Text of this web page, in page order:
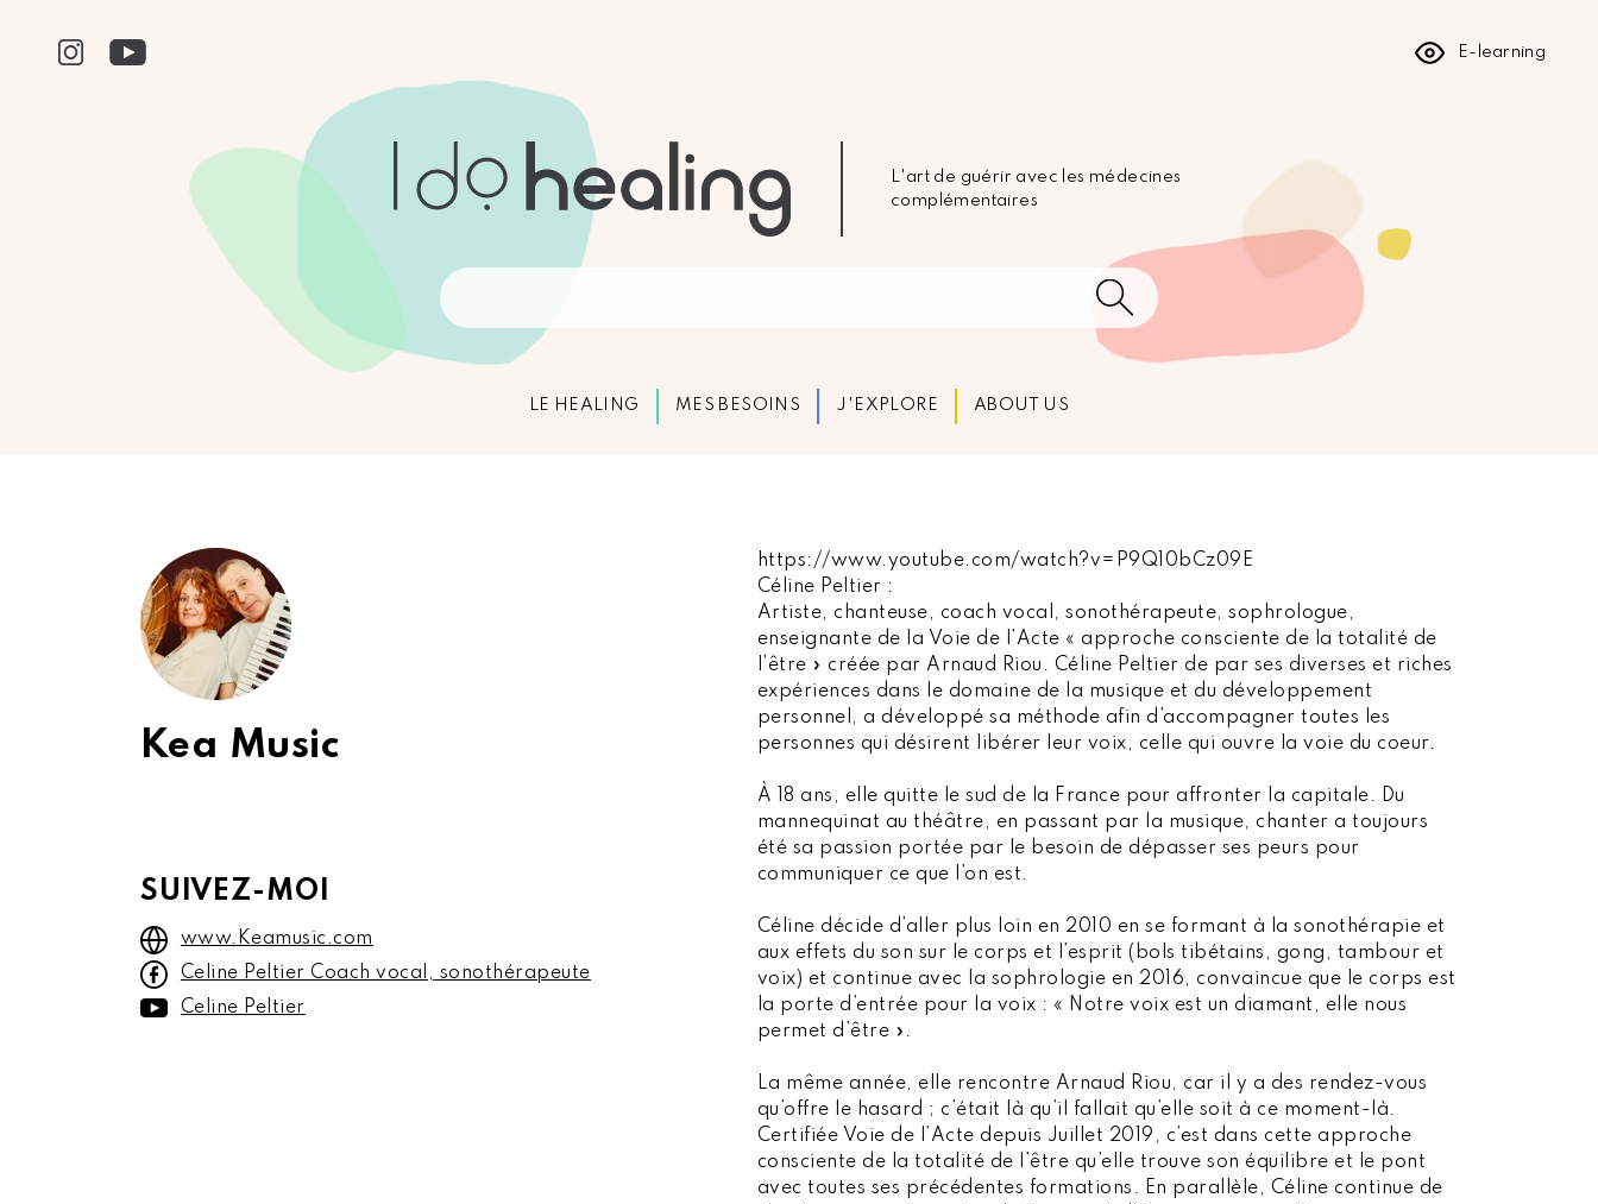
E-learning
L'art de guérir avec les médecines
complémentaires
LE HEALING MES BESOINS J'EXPLORE ABOUT US
Kea Music
SUIVEZ-MOI
www.Keamusic.com
Celine Peltier Coach vocal, sonothérapeute
Celine Peltier
https://www.youtube.com/watch?v=P9Q10bCz09E
Céline Peltier :
Artiste, chanteuse, coach vocal, sonothérapeute, sophrologue,
enseignante de la Voie de l’Acte « approche consciente de la totalité de
l’être » créée par Arnaud Riou. Céline Peltier de par ses diverses et riches
expériences dans le domaine de la musique et du développement
personnel, a développé sa méthode afin d’accompagner toutes les
personnes qui désirent libérer leur voix, celle qui ouvre la voie du coeur.
À 18 ans, elle quitte le sud de la France pour affronter la capitale. Du
mannequinat au théâtre, en passant par la musique, chanter a toujours
été sa passion portée par le besoin de dépasser ses peurs pour
communiquer ce que l’on est.
Céline décide d’aller plus loin en 2010 en se formant à la sonothérapie et
aux effets du son sur le corps et l’esprit (bols tibétains, gong, tambour et
voix) et continue avec la sophrologie en 2016, convaincue que le corps est
la porte d’entrée pour la voix : « Notre voix est un diamant, elle nous
permet d’être ».
La même année, elle rencontre Arnaud Riou, car il y a des rendez-vous
qu’offre le hasard ; c’était là qu’il fallait qu’elle soit à ce moment-là.
Certifiée Voie de l’Acte depuis Juillet 2019, c’est dans cette approche
consciente de la totalité de l’être qu’elle trouve son équilibre et le pont
avec toutes ses précédentes formations. En parallèle, Céline continue de